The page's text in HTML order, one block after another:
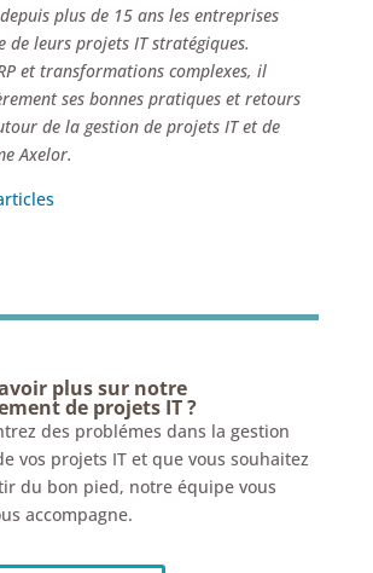
plus de 15 ans les entreprises
de leurs projets IT stratégiques.
et transformations complexes, il
ses bonnes pratiques et retours
de la gestion de projets IT et de
Axelor.
plus sur notre
de projets IT ?
des problémes dans la gestion
vos projets IT et que vous souhaitez
du bon pied, notre équipe vous
accompagne.